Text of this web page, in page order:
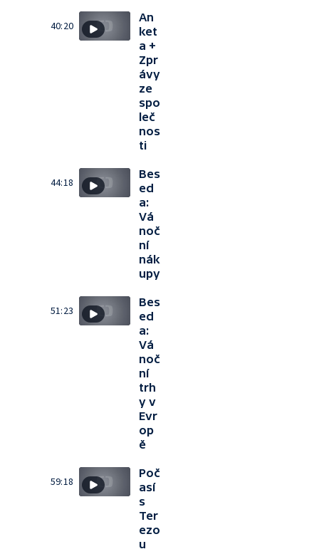
40:20
An
ket
a +
Zpr
ávy
ze
spo
leč
nos
ti
44:18
Bes
ed
a:
Vá
noč
ní
nák
upy
51:23
Bes
ed
a:
Vá
noč
ní
trh
y v
Evr
op
ě
59:18
Poč
así
s
Ter
ezo
u